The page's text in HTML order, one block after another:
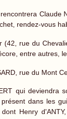
Claude
rendez-vous
rue du
entre autres,
rue du Mont
qui deviendra
dans les
Henry